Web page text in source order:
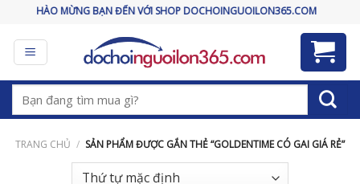
content
CHÀO MỪNG BẠN ĐẾN VỚI SHOP DOCHOINGUOILON365.COM
Tìm
kiếm:
TRANG CHỦ / SẢN PHẨM ĐƯỢC GẮN THẺ “GOLDENTIME CÓ GAI GIÁ RẺ”